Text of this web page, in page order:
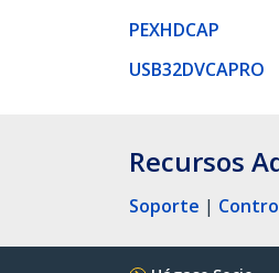
PEXHDCAP
USB32DVCAPRO
Recursos
Soporte |